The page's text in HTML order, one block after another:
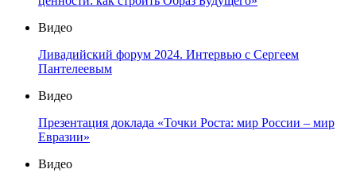
Видео
Ливадийский форум 2024. Интервью с Сергеем
Пантелеевым
Видео
Презентация доклада «Точки Роста: мир России – мир
Евразии»
Видео